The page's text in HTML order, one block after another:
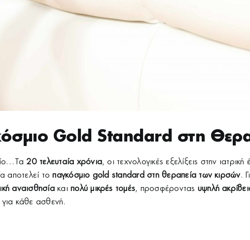
Gold Standard στη
20 τελευταία χρόνια, οι τεχνολογικές εξελίξεις στην
αποτελεί τοπαγκόσμιο gold standard στη θεραπεία των κιρσών.
αναισθησίακαιπολύ μικρές τομές, προσφέροντας υψηλή
για κάθε ασθενή.